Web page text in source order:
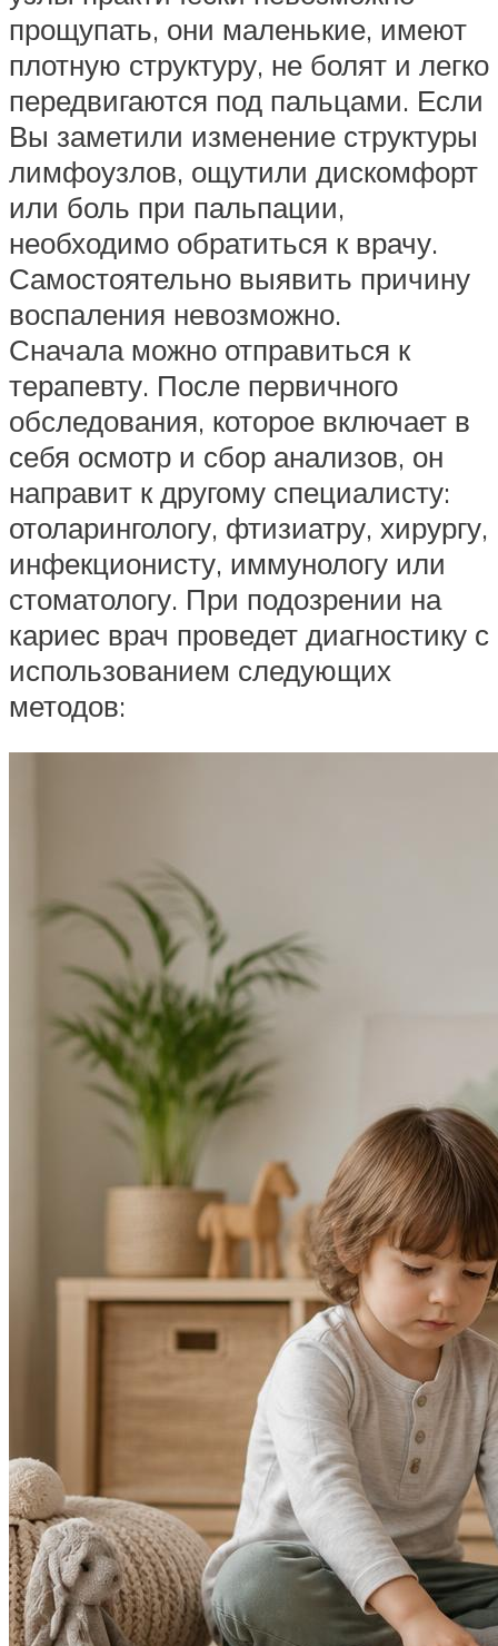
прощупать, они маленькие, имеют
плотную структуру, не болят и легко
передвигаются под пальцами. Если
Вы заметили изменение структуры
лимфоузлов, ощутили дискомфорт
или боль при пальпации,
необходимо обратиться к врачу.
Самостоятельно выявить причину
воспаления невозможно.
Сначала можно отправиться к
терапевту. После первичного
обследования, которое включает в
себя осмотр и сбор анализов, он
направит к другому специалисту:
отоларингологу, фтизиатру, хирургу,
инфекционисту, иммунологу или
стоматологу. При подозрении на
кариес врач проведет диагностику с
использованием следующих
методов: